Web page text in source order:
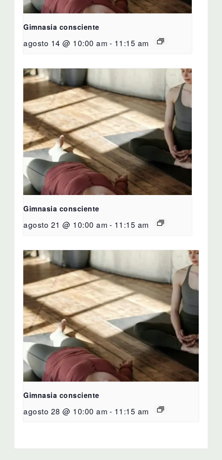
Gimnasia consciente
agosto 14 @ 10:00 am - 11:15 am
Gimnasia consciente
agosto 21 @ 10:00 am - 11:15 am
Gimnasia consciente
agosto 28 @ 10:00 am - 11:15 am